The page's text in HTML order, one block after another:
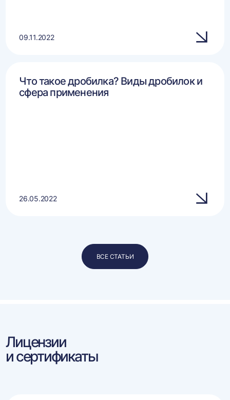
09.11.2022
Что такое дробилка? Виды дробилок и
сфера применения
26.05.2022
ВСЕ СТАТЬИ
Лицензии
и сертификаты